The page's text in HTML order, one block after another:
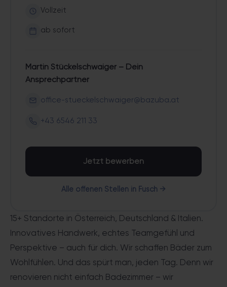
15+ Standorte in Österreich, Deutschland & Italien.
Innovatives Handwerk, echtes Teamgefühl und
Perspektive – auch für dich. Wir schaffen Bäder zum
Wohlfühlen. Und das spürt man, jeden Tag. Denn wir
renovieren nicht einfach Badezimmer – wir
Vollzeit
ab sofort
Martin Stückelschwaiger – Dein
Ansprechpartner
office-stueckelschwaiger@bazuba.at
+43 6546 211 33
Jetzt bewerben
Alle offenen Stellen in Fusch →